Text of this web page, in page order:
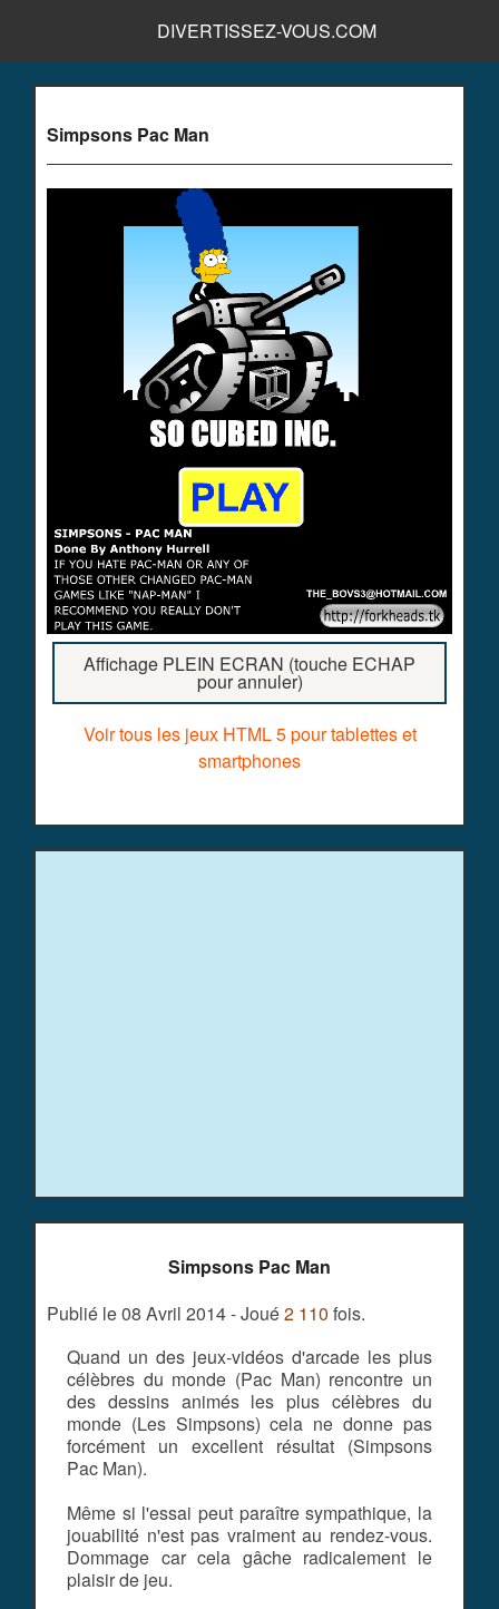
DIVERTISSEZ-VOUS.COM
Simpsons Pac Man
Affichage PLEIN ECRAN (touche ECHAP
pour annuler)
Voir tous les jeux HTML 5 pour tablettes et
smartphones
Simpsons Pac Man
Publié le 08 Avril 2014 - Joué2 110 fois.
Quand un des jeux-vidéos d'arcade les plus
célèbres du monde (Pac Man) rencontre un
des dessins animés les plus célèbres du
monde (Les Simpsons) cela ne donne pas
forcément un excellent résultat (Simpsons
Pac Man).
Même si l'essai peut paraître sympathique, la
jouabilité n'est pas vraiment au rendez-vous.
Dommage car cela gâche radicalement le
plaisir de jeu.